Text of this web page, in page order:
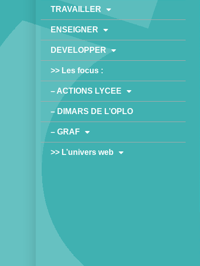
TRAVAILLER
ENSEIGNER
DEVELOPPER
>> Les focus :
– ACTIONS LYCEE
– DIMARS DE L’OPLO
– GRAF
>> L’univers web